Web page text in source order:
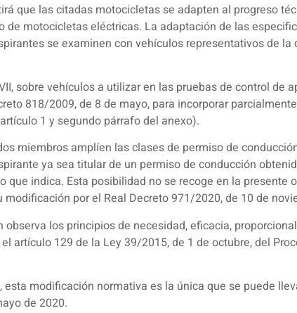
que las citadas motocicletas se adapten al progreso
motocicletas eléctricas. La adaptación de las
se examinen con vehículos representativos de
sobre vehículos a utilizar en las pruebas de control de
818/2009, de 8 de mayo, para incorporar
1 y segundo párrafo del anexo).
miembros amplíen las clases de permiso de
ya sea titular de un permiso de conducción
que indica. Esta posibilidad no se recoge en la presente
por el Real Decreto 971/2020, de 10 de
los principios de necesidad, eficacia,
artículo 129 de la Ley 39/2015, de 1 de octubre, del
modificación normativa es la única que se puede
de 2020.